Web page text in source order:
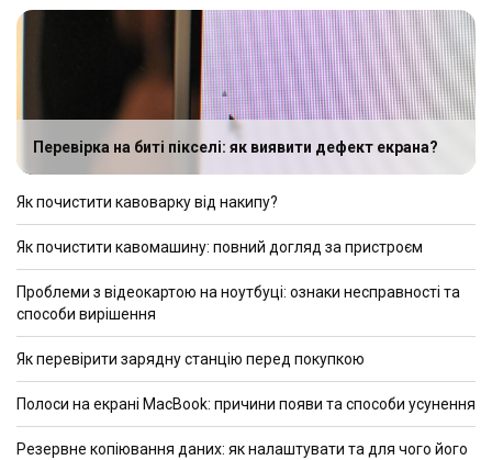
Перевірка на биті пікселі: як виявити дефект екрана?
Як почистити кавоварку від накипу?
Як почистити кавомашину: повний догляд за пристроєм
Проблеми з відеокартою на ноутбуці: ознаки несправності та
способи вирішення
Як перевірити зарядну станцію перед покупкою
Полоси на екрані MacBook: причини появи та способи усунення
Резервне копіювання даних: як налаштувати та для чого його